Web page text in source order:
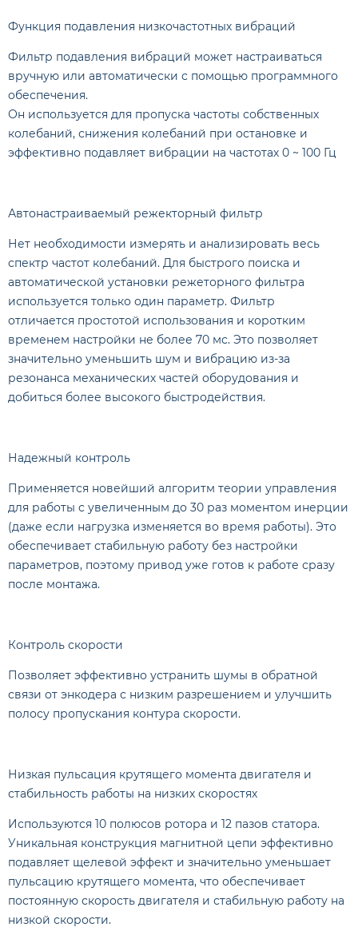
Функция подавления низкочастотных вибраций
Фильтр подавления вибраций может настраиваться
вручную или автоматически с помощью программного
обеспечения.
Он используется для пропуска частоты собственных
колебаний, снижения колебаний при остановке и
эффективно подавляет вибрации на частотах 0 ~ 100 Гц
Автонастраиваемый режекторный фильтр
Нет необходимости измерять и анализировать весь
спектр частот колебаний. Для быстрого поиска и
автоматической установки режеторного фильтра
используется только один параметр. Фильтр
отличается простотой использования и коротким
временем настройки не более 70 мс. Это позволяет
значительно уменьшить шум и вибрацию из-за
резонанса механических частей оборудования и
добиться более высокого быстродействия.
Надежный контроль
Применяется новейший алгоритм теории управления
для работы с увеличенным до 30 раз моментом инерции
(даже если нагрузка изменяется во время работы). Это
обеспечивает стабильную работу без настройки
параметров, поэтому привод уже готов к работе сразу
после монтажа.
Контроль скорости
Позволяет эффективно устранить шумы в обратной
связи от энкодера с низким разрешением и улучшить
полосу пропускания контура скорости.
Низкая пульсация крутящего момента двигателя и
стабильность работы на низких скоростях
Используются 10 полюсов ротора и 12 пазов статора.
Уникальная конструкция магнитной цепи эффективно
подавляет щелевой эффект и значительно уменьшает
пульсацию крутящего момента, что обеспечивает
постоянную скорость двигателя и стабильную работу на
низкой скорости.